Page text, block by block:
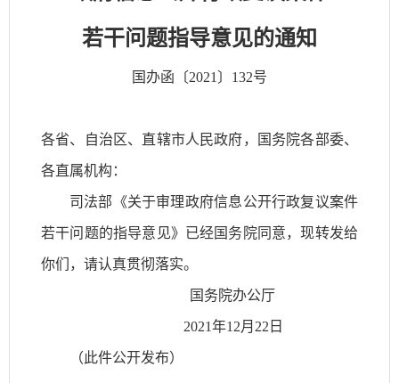
若干问题指导意见的通知
国办函〔2021〕132号
各省、自治区、直辖市人民政府，国务院各部委、
各直属机构：
司法部《关于审理政府信息公开行政复议案件
若干问题的指导意见》已经国务院同意，现转发给
你们，请认真贯彻落实。
国务院办公厅
2021年12月22日
（此件公开发布）